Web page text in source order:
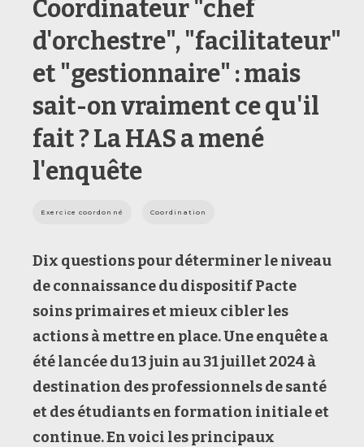
Coordinateur "chef
d'orchestre", "facilitateur"
et "gestionnaire" : mais
sait-on vraiment ce qu'il
fait ? La HAS a mené
l'enquête
Exercice coordonné Coordination
Dix questions pour déterminer leniveau
de connaissance du dispositifPacte
soins primaireset mieux cibler les
actions à mettre en place. Uneenquêtea
été lancée du 13 juin au 31 juillet 2024à
destination desprofessionnels de santé
et des étudiants en formation initiale et
continue. En voici les principaux